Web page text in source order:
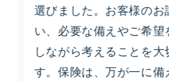
選びました。お客様のお
い、必要な備えやご希望
しながら考えることを大
す。保険は、万が一に備